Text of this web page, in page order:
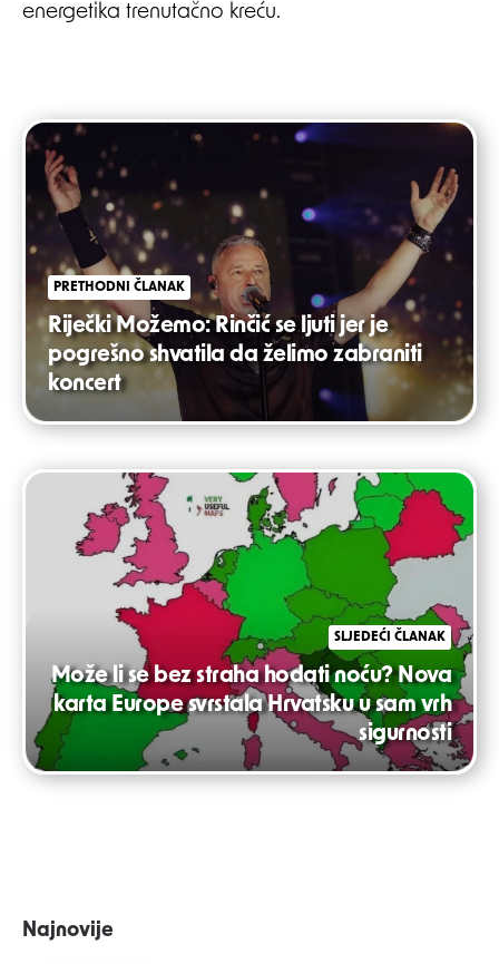
energetika trenutačno kreću.
Post
navigation
PRETHODNI ČLANAK
Riječki Možemo: Rinčić se ljuti jer je
pogrešno shvatila da želimo zabraniti
koncert
SLJEDEĆI ČLANAK
Može li se bez straha hodati noću? Nova
karta Europe svrstala Hrvatsku u sam vrh
sigurnosti
Najnovije